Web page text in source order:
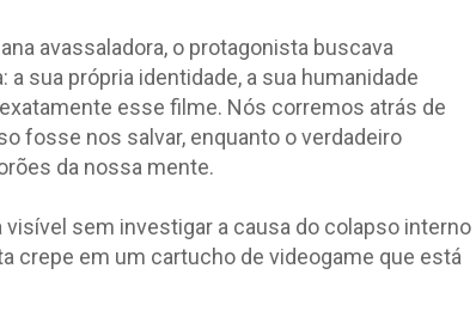
avassaladora, o protagonista buscava
sua própria identidade, a sua humanidade
esse filme. Nós corremos atrás de
fosse nos salvar, enquanto o verdadeiro
da nossa mente.
visível sem investigar a causa do colapso interno
crepe em um cartucho de videogame que está